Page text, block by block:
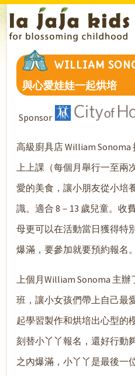
WILLIAM
與心愛娃娃一起烘培
Sponsor
高級廚具店 William
上上課（每個月舉行一至兩
愛的美食，讓小朋友從小培
識。適合 8－13 歲兒童。收
母更可以在活動當日獲得特
爆滿，要參加就要預約報名。
上個月William Sonoma 主
班，讓小女孩們帶上自己最
起學習製作和烘培出心型的
刻替小丫丫報名，還好行動
之內爆滿，小丫丫是最後一